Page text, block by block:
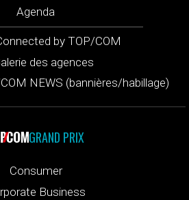
Agenda
by TOP/COM
des agences
NEWS (bannières/habillage)
GRAND PRIX
Consumer
Business